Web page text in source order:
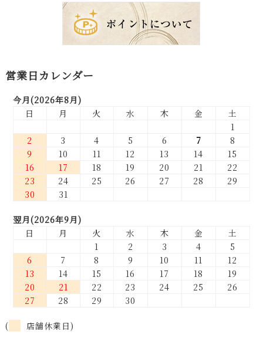
営業日カレンダー
今月(2026年8月)
日
月 火 水 木 金
土
1
2
3 4 5 6 7
8
9
10 11 12 13 14
15
16
17 18 19 20 21
22
23
24 25 26 27 28
29
30
31
翌月(2026年9月)
日
月 火 水 木 金
土
1
2 3 4
5
6
7 8 9 10 11
12
13
14 15 16 17 18
19
20
21 22 23 24 25
26
27
28 29 30
( 店舗休業日)